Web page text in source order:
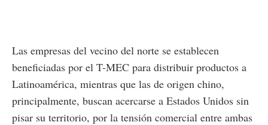
Las empresas del vecino del norte se establecen
beneficiadas por el T-MEC para distribuir productos a
Latinoamérica, mientras que las de origen chino,
principalmente, buscan acercarse a Estados Unidos sin
pisar su territorio, por la tensión comercial entre ambas